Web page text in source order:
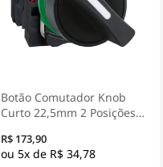
Botão Comutador Knob
Curto 22,5mm 2 Posições
XB5AD25 - Schneider
Electric
R$ 173,90
5x de R$ 34,78